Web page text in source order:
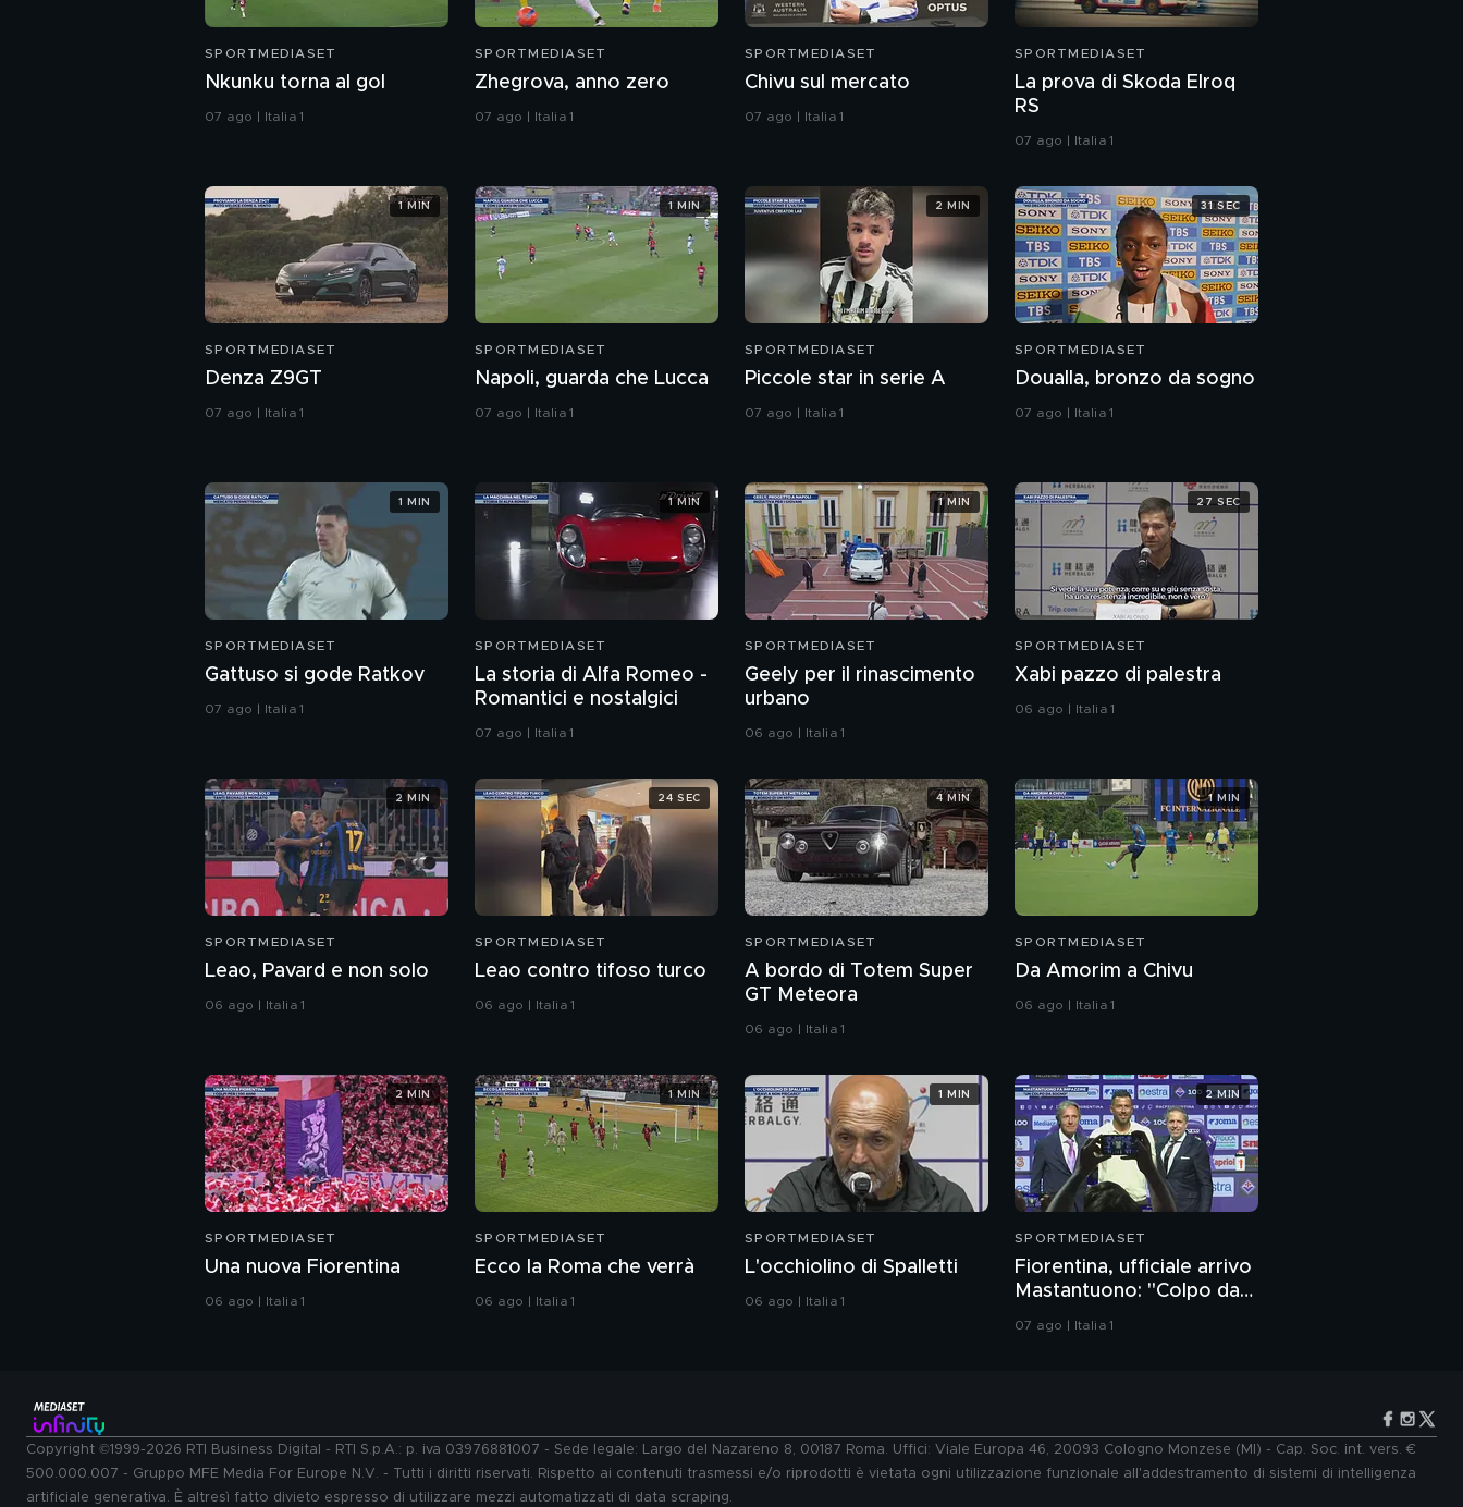
SPORTMEDIASET
Nkunku torna al gol
07 ago | Italia 1
SPORTMEDIASET
Zhegrova, anno zero
07 ago | Italia 1
SPORTMEDIASET
Chivu sul mercato
07 ago | Italia 1
SPORTMEDIASET
La prova di Skoda Elroq
RS
07 ago | Italia 1
SPORTMEDIASET
Denza Z9GT
07 ago | Italia 1
1 MIN
SPORTMEDIASET
Napoli, guarda che Lucca
07 ago | Italia 1
1 MIN
SPORTMEDIASET
Piccole star in serie A
07 ago | Italia 1
2 MIN
SPORTMEDIASET
Doualla, bronzo da sogno
07 ago | Italia 1
31 SEC
SPORTMEDIASET
Gattuso si gode Ratkov
07 ago | Italia 1
1 MIN
SPORTMEDIASET
La storia di Alfa Romeo -
Romantici e nostalgici
07 ago | Italia 1
1 MIN
SPORTMEDIASET
Geely per il rinascimento
urbano
06 ago | Italia 1
1 MIN
SPORTMEDIASET
Xabi pazzo di palestra
06 ago | Italia 1
27 SEC
SPORTMEDIASET
Leao, Pavard e non solo
06 ago | Italia 1
2 MIN
SPORTMEDIASET
Leao contro tifoso turco
06 ago | Italia 1
24 SEC
SPORTMEDIASET
A bordo di Totem Super
GT Meteora
06 ago | Italia 1
4 MIN
SPORTMEDIASET
Da Amorim a Chivu
06 ago | Italia 1
1 MIN
SPORTMEDIASET
Una nuova Fiorentina
06 ago | Italia 1
2 MIN
SPORTMEDIASET
Ecco la Roma che verrà
06 ago | Italia 1
1 MIN
SPORTMEDIASET
L'occhiolino di Spalletti
06 ago | Italia 1
1 MIN
SPORTMEDIASET
Fiorentina, ufficiale arrivo
Mastantuono: "Colpo da
sogno"
07 ago | Italia 1
2 MIN
Copyright ©1999-2026 RTI Business Digital - RTI S.p.A.: p. iva 03976881007 - Sede legale: Largo del Nazareno 8, 00187 Roma. Uffici: Viale Europa 46, 20093 Cologno Monzese (MI) - Cap. Soc. int. vers. €
500.000.007 - Gruppo MFE Media For Europe N.V. - Tutti i diritti riservati. Rispetto ai contenuti trasmessi e/o riprodotti è vietata ogni utilizzazione funzionale all'addestramento di sistemi di intelligenza
artificiale generativa. È altresì fatto divieto espresso di utilizzare mezzi automatizzati di data scraping.